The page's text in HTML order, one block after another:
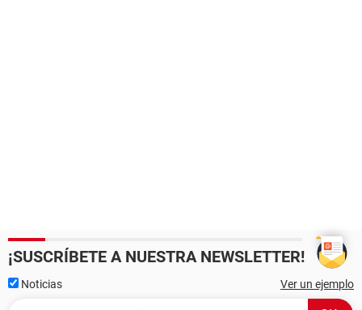
¡SUSCRÍBETE A NUESTRA NEWSLETTER!
Noticias Ver un ejemplo